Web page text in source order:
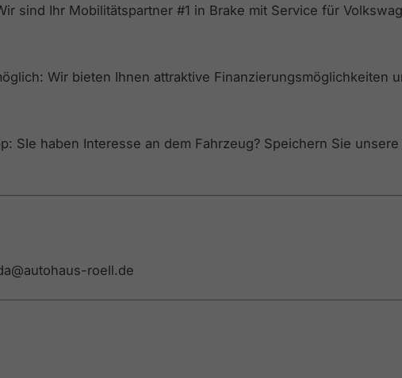
sind Ihr Mobilitätspartner #1 in Brake mit Service für
Wir bieten Ihnen attraktive Finanzierungsmöglichkeiten
SIe haben Interesse an dem Fahrzeug? Speichern Sie
roell.de